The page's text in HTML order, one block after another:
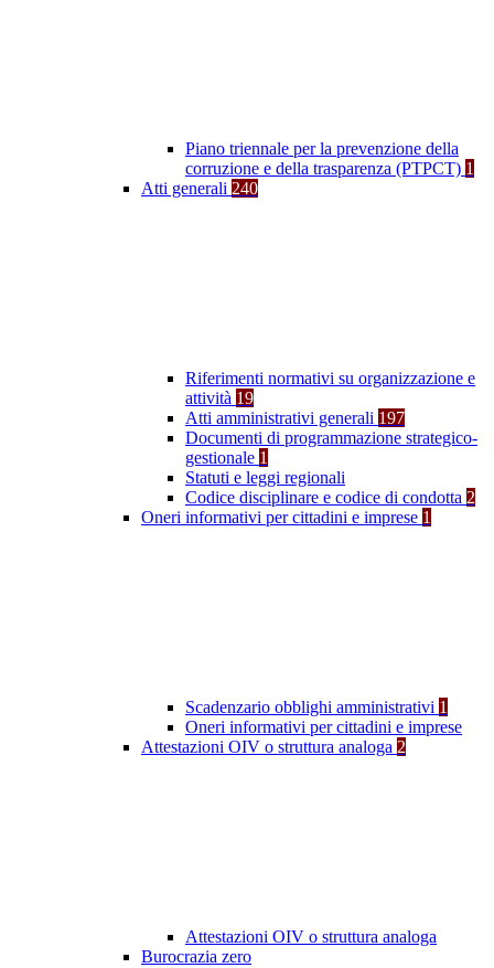
Piano triennale per la prevenzione della
corruzione e della trasparenza (PTPCT) 1
Atti generali 240
Riferimenti normativi su organizzazione e
attività 19
Atti amministrativi generali 197
Documenti di programmazione strategico-
gestionale 1
Statuti e leggi regionali
Codice disciplinare e codice di condotta 2
Oneri informativi per cittadini e imprese 1
Scadenzario obblighi amministrativi 1
Oneri informativi per cittadini e imprese
Attestazioni OIV o struttura analoga 2
Attestazioni OIV o struttura analoga
Burocrazia zero